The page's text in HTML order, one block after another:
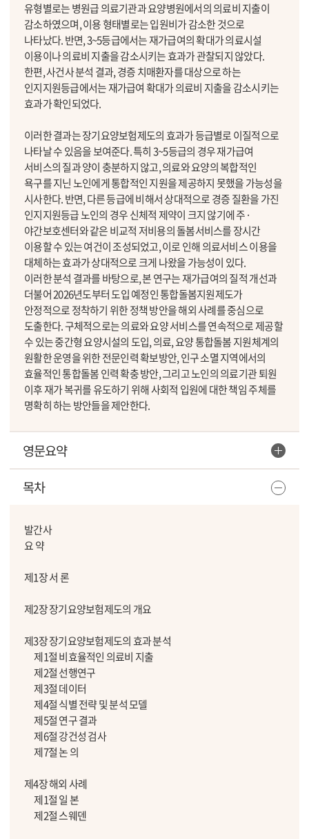
유형별로는 병원급 의료기관과 요양병원에서의 의료비 지출이
감소하였으며, 이용 형태별로는 입원비가 감소한 것으로
나타났다. 반면, 3~5등급에서는 재가급여의 확대가 의료시설
이용이나 의료비 지출을 감소시키는 효과가 관찰되지 않았다.
한편, 사건사 분석 결과, 경증 치매환자를 대상으로 하는
인지지원등급에서는 재가급여 확대가 의료비 지출을 감소시키는
효과가 확인되었다.
이러한 결과는 장기요양보험제도의 효과가 등급별로 이질적으로
나타날 수 있음을 보여준다. 특히 3~5등급의 경우 재가급여
서비스의 질과 양이 충분하지 않고, 의료와 요양의 복합적인
욕구를 지닌 노인에게 통합적인 지원을 제공하지 못했을 가능성을
시사한다. 반면, 다른 등급에 비해서 상대적으로 경증 질환을 가진
인지지원등급 노인의 경우 신체적 제약이 크지 않기에 주·
야간보호센터와 같은 비교적 저비용의 돌봄서비스를 장시간
이용할 수 있는 여건이 조성되었고, 이로 인해 의료서비스 이용을
대체하는 효과가 상대적으로 크게 나왔을 가능성이 있다.
이러한 분석 결과를 바탕으로, 본 연구는 재가급여의 질적 개선과
더불어 2026년도부터 도입 예정인 통합돌봄지원제도가
안정적으로 정착하기 위한 정책 방안을 해외 사례를 중심으로
도출한다. 구체적으로는 의료와 요양 서비스를 연속적으로 제공할
수 있는 중간형 요양시설의 도입, 의료, 요양 통합돌봄 지원체계의
원활한 운영을 위한 전문인력 확보방안, 인구 소멸 지역에서의
효율적인 통합돌봄 인력 확충 방안, 그리고 노인의 의료기관 퇴원
이후 재가 복귀를 유도하기 위해 사회적 입원에 대한 책임 주체를
명확히 하는 방안들을 제안한다.
영문요약
목차
발간사
요 약
제1장 서 론
제2장 장기요양보험제도의 개요
제3장 장기요양보험제도의 효과 분석
제1절 비효율적인 의료비 지출
제2절 선행연구
제3절 데이터
제4절 식별 전략 및 분석 모델
제5절 연구 결과
제6절 강건성 검사
제7절 논 의
제4장 해외 사례
제1절 일 본
제2절 스웨덴